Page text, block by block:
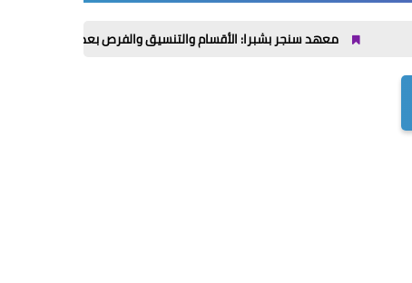
معهد سنجر بشبرا: الأقسام والتنسيق والفرص بعد التخرج حتى 2026 / 2027